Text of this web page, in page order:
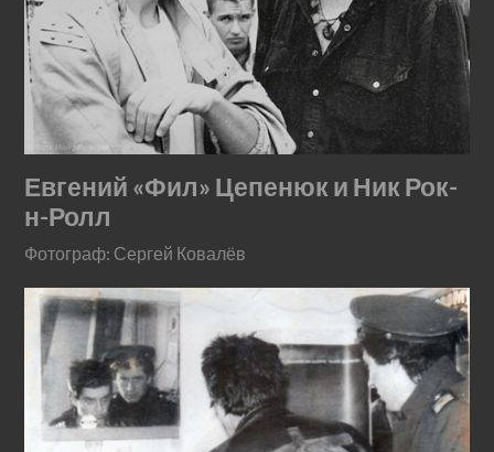
Евгений «Фил» Цепенюк и Ник Рок-
н-Ролл
Фотограф: Сергей Ковалёв